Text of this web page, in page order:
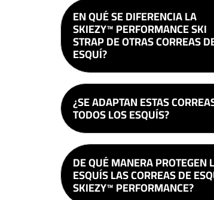
EN QUÉ SE DIFERENCIA LA
SKIEZY™ PERFORMANCE SKI
STRAP DE OTRAS CORREAS
ESQUÍ?
¿SE ADAPTAN ESTAS
TODOS LOS ESQUÍS?
DE QUÉ MANERA PROTEGEN
ESQUÍS LAS CORREAS DE
SKIEZY™ PERFORMANCE?